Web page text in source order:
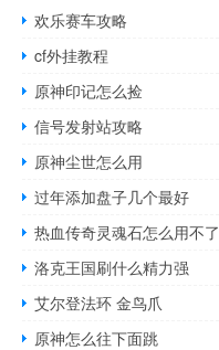
欢乐赛车攻略
cf外挂教程
原神印记怎么捡
信号发射站攻略
原神尘世怎么用
过年添加盘子几个最好
热血传奇灵魂石怎么用不了
洛克王国刷什么精力强
艾尔登法环 金鸟爪
原神怎么往下面跳